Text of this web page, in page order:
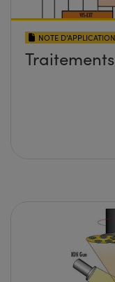
NOTE D’APPLICATION